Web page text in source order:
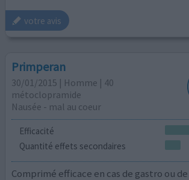
votre avis
Primperan
30/01/2015 | Homme | 40
métoclopramide
Nausée - mal au coeur
Efficacité
Quantité effets secondaires
Comprimé efficace en cas de gastro ou